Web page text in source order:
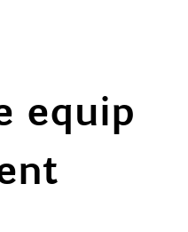
equip